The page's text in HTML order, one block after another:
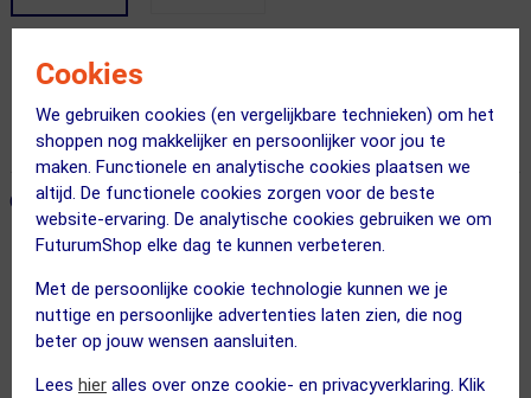
Cookies
We gebruiken cookies (en vergelijkbare technieken) om het
shoppen nog makkelijker en persoonlijker voor jou te
maken. Functionele en analytische cookies plaatsen we
altijd. De functionele cookies zorgen voor de beste
website-ervaring. De analytische cookies gebruiken we om
FuturumShop elke dag te kunnen verbeteren.
Met de persoonlijke cookie technologie kunnen we je
nuttige en persoonlijke advertenties laten zien, die nog
beter op jouw wensen aansluiten.
Lees hier alles over onze cookie- en privacyverklaring. Klik
Gratis bezorging & retourneren
Voor 23:00 uur besteld, morgen in huis
365 dagen retourrecht
← Terug naar productnavigatie
ONZE AANBEVOLEN COMBINATIE
Gobik
Crux Sport BH Zwart